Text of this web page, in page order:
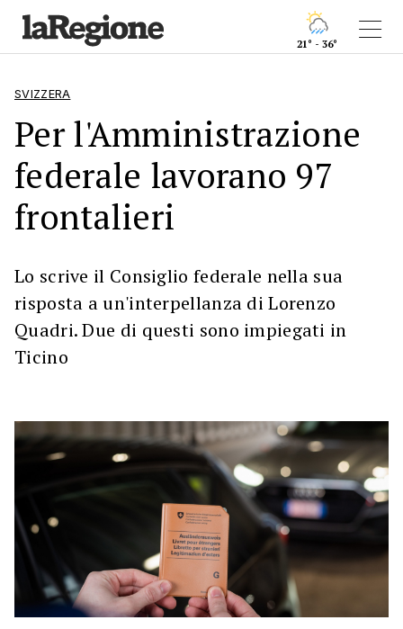
21° - 36°
SVIZZERA
Per l'Amministrazione
federale lavorano 97
frontalieri
Lo scrive il Consiglio federale nella sua
risposta a un'interpellanza di Lorenzo
Quadri. Due di questi sono impiegati in
Ticino